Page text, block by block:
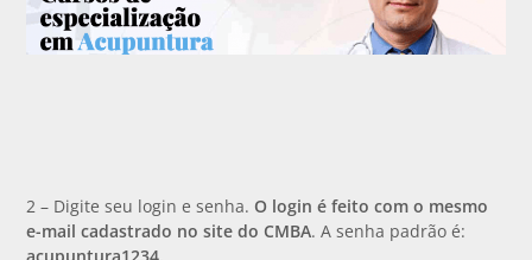
2 – Digite seu login e senha. O login é feito com o mesmo
e-mail cadastrado no site do CMBA. A senha padrão é: